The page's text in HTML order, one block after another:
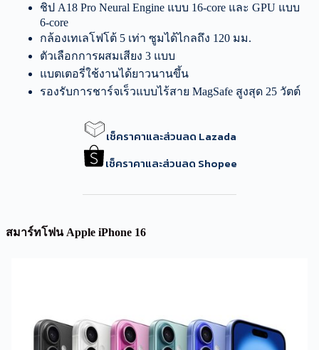
ชิป A18 Pro Neural Engine แบบ 16-core และ GPU แบบ
6-core
กล้องเทเลโฟโต้ 5 เท่า ซูมได้ไกลถึง 120 มม.
ตัวเลือกการผสมเสียง 3 แบบ
แบตเตอรี่ใช้งานได้ยาวนานขึ้น
รองรับการชาร์จเร็วแบบไร้สาย MagSafe สูงสุด 25 วัตต์
เช็คราคาและส่วนลด Lazada
เช็คราคาและส่วนลด Shopee
สมาร์ทโฟน Apple iPhone 16